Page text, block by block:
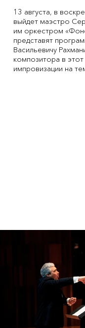
13 августа, в
выйдет маэстро
им оркестром
представят
Васильевичу
композитора в
импровизации на